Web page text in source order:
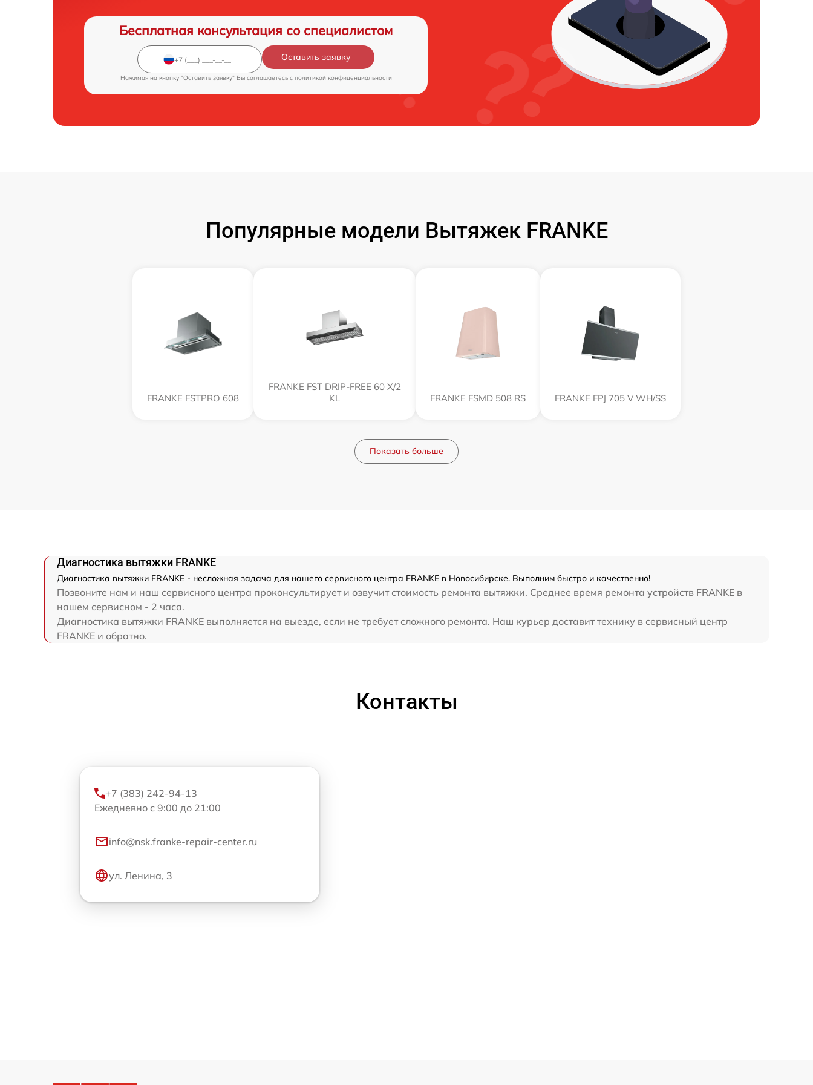
Бесплатная консультация со специалистом
Оставить заявку
Нажимая на кнопку "Оставить заявку" Вы соглашаетесь c политикой конфиденциальности
Популярные модели Вытяжек FRANKE
FRANKE FSTPRO 608
FRANKE FST DRIP-FREE 60 X/2
KL
FRANKE FSMD 508 RS FRANKE FPJ 705 V WH/SS
Показать больше
Диагностика вытяжки FRANKE
Диагностика вытяжки FRANKE - несложная задача для нашего сервисного центра FRANKE в Новосибирске. Выполним быстро и качественно!
Позвоните нам и наш сервисного центра проконсультирует и озвучит стоимость ремонта вытяжки. Среднее время ремонта устройств FRANKE в
нашем сервисном - 2 часа.
Диагностика вытяжки FRANKE выполняется на выезде, если не требует сложного ремонта. Наш курьер доставит технику в сервисный центр
FRANKE и обратно.
Контакты
+7 (383) 242-94-13
Ежедневно с 9:00 до 21:00
info@nsk.franke-repair-center.ru
ул. Ленина, 3